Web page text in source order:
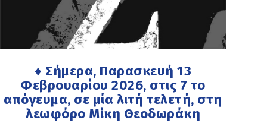
♦ Σήμερα, Παρασκευή 13
Φεβρουαρίου 2026, στις 7 το
απόγευμα, σε μία λιτή τελετή, στη
λεωφόρο Μίκη Θεοδωράκη